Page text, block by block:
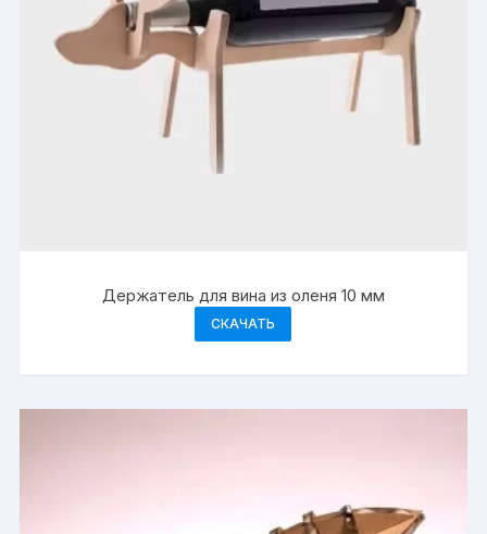
Держатель для вина из оленя 10 мм
СКАЧАТЬ